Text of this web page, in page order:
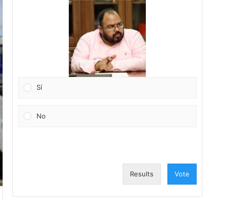
Sí
No
Results Vote